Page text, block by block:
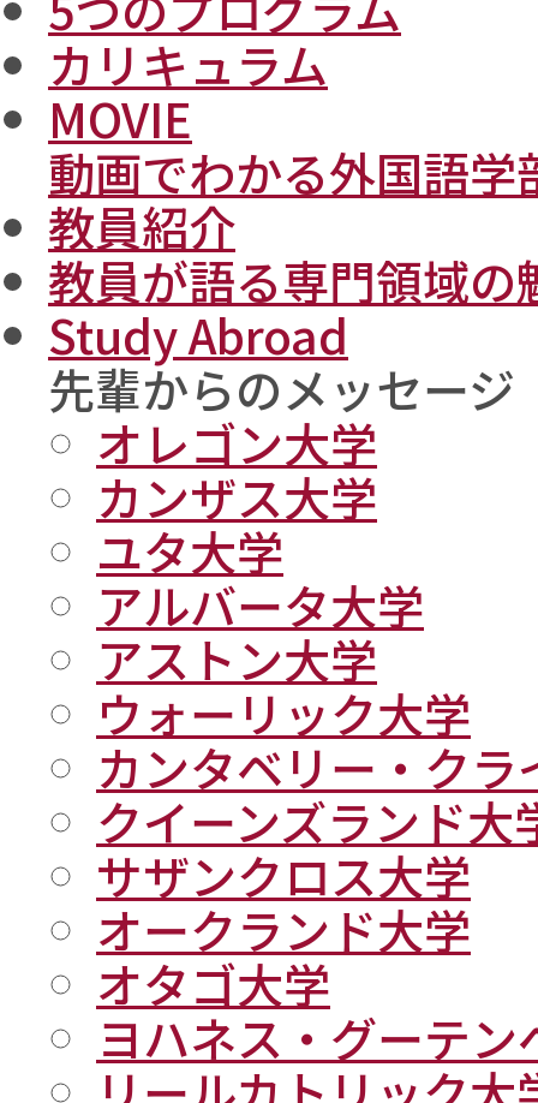
カリキュラム
MOVIE
動画でわかる外国語学
教員紹介
教員が語る専門領域の
Study Abroad
先輩からのメッセージ
オレゴン大学
カンザス大学
ユタ大学
アルバータ大学
アストン大学
ウォーリック大学
カンタベリー・ク
クイーンズランド大
サザンクロス大学
オークランド大学
オタゴ大学
ヨハネス・グーテ